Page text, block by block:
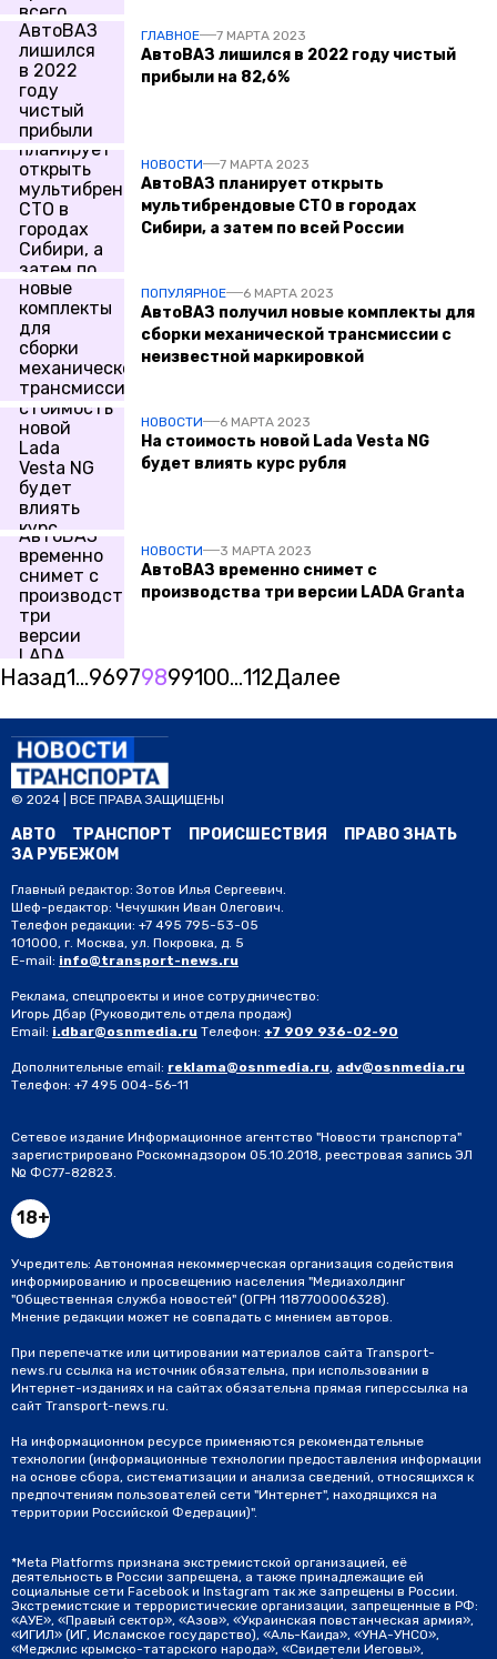
ГЛАВНОЕ 7 МАРТА 2023
АвтоВАЗ лишился в 2022 году чистый
прибыли на 82,6%
НОВОСТИ 7 МАРТА 2023
АвтоВАЗ планирует открыть
мультибрендовые СТО в городах
Сибири, а затем по всей России
ПОПУЛЯРНОЕ 6 МАРТА 2023
АвтоВАЗ получил новые комплекты для
сборки механической трансмиссии с
неизвестной маркировкой
НОВОСТИ 6 МАРТА 2023
На стоимость новой Lada Vesta NG
будет влиять курс рубля
НОВОСТИ 3 МАРТА 2023
АвтоВАЗ временно снимет с
производства три версии LADA Granta
Назад1…96979899100…112Далее
© 2024 | ВСЕ ПРАВА ЗАЩИЩЕНЫ
АВТО ТРАНСПОРТ ПРОИСШЕСТВИЯ
ПРАВО ЗНАТЬ
ЗА РУБЕЖОМ
Главный редактор: Зотов Илья Сергеевич.
Шеф-редактор: Чечушкин Иван Олегович.
Телефон редакции: +7 495 795-53-05
101000, г. Москва, ул. Покровка, д. 5
E-mail: info@transport-news.ru
Реклама, спецпроекты и иное сотрудничество:
Игорь Дбар (Руководитель отдела продаж)
Email: i.dbar@osnmedia.ru Телефон: +7 909 936-02-90
Дополнительные email: reklama@osnmedia.ru, adv@osnmedia.ru
Телефон: +7 495 004-56-11
Сетевое издание Информационное агентство "Новости транспорта"
зарегистрировано Роскомнадзором 05.10.2018, реестровая запись ЭЛ
№ ФС77-82823.
18+
Учредитель: Автономная некоммерческая организация содействия
информированию и просвещению населения "Медиахолдинг
"Общественная служба новостей" (ОГРН 1187700006328).
Мнение редакции может не совпадать с мнением авторов.
При перепечатке или цитировании материалов сайта Transport-
news.ru ссылка на источник обязательна, при использовании в
Интернет-изданиях и на сайтах обязательна прямая гиперссылка на
сайт Transport-news.ru.
На информационном ресурсе применяются рекомендательные
технологии (информационные технологии предоставления информации
на основе сбора, систематизации и анализа сведений, относящихся к
предпочтениям пользователей сети "Интернет", находящихся на
территории Российской Федерации)".
*Meta Platforms признана экстремистской организацией, её
деятельность в России запрещена, а также принадлежащие ей
социальные сети Facebook и Instagram так же запрещены в России.
Экстремистские и террористические организации, запрещенные в РФ:
«АУЕ», «Правый сектор», «Азов», «Украинская повстанческая армия»,
«ИГИЛ» (ИГ, Исламское государство), «Аль-Каида», «УНА-УНСО»,
«Меджлис крымско-татарского народа», «Свидетели Иеговы»,